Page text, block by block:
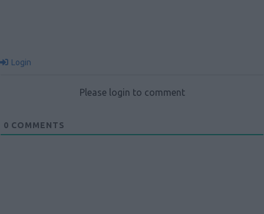
Login
Please login to comment
0 COMMENTS